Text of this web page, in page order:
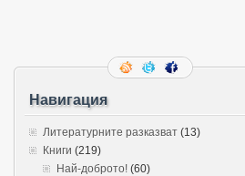
Навигация
Литературните разказват (13)
Книги (219)
Най-доброто! (60)